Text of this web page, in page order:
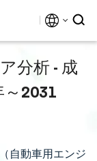
分析 - 成
2031
自動車用エンジ